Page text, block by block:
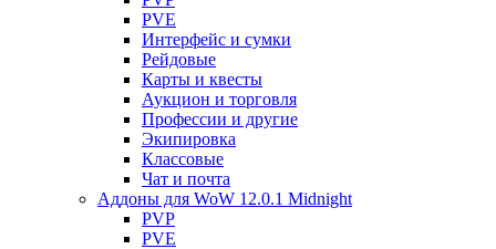
PVE
Интерфейс и сумки
Рейдовые
Карты и квесты
Аукцион и торговля
Профессии и другие
Экипировка
Классовые
Чат и почта
Аддоны для WoW 12.0.1 Midnight
PVP
PVE